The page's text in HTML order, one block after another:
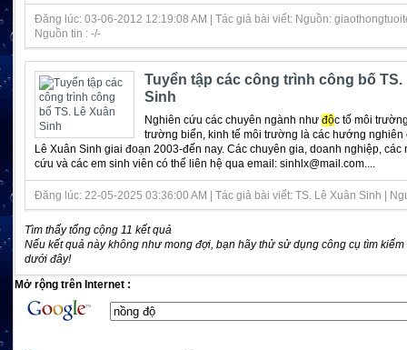
Đăng lúc: 03-06-2012 12:19:08 AM | Tác giả bài viết: Nguồn:
Nguồn tin : -/-
Tuyển tập các công trình công bố TS.
Sinh
Nghiên cứu các chuyên ngành như độc tố môi
trường biển, kinh tế môi trường là các hướng nghiên
Lê Xuân Sinh giai đoạn 2003-đến nay. Các chuyên gia, doanh nghiệp, các
cứu và các em sinh viên có thể liên hệ qua email: sinhlx@mail.com....
Đăng lúc: 22-05-2025 03:36:00 AM | Tác giả bài viết: TS. Lê Xuân Sinh |
Tìm thấy tổng cộng 11 kết quả
Nếu kết quả này không như mong đợi, bạn hãy thử sử dụng công cụ tìm
dưới đây!
Mở rộng trên Internet :